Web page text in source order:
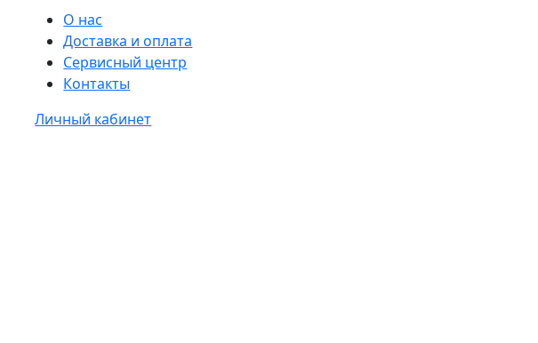
О нас
Доставка и оплата
Сервисный центр
Контакты
Личный кабинет